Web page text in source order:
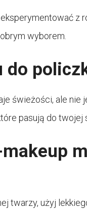
z
wyborem.
do
świeżości, ale nie
pasują do twojej
twarzy, użyj